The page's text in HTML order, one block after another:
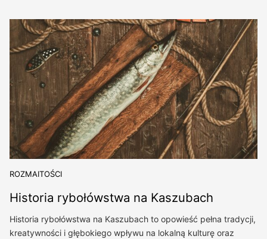
ROZMAITOŚCI
Historia rybołówstwa na Kaszubach
Historia rybołówstwa na Kaszubach to opowieść pełna tradycji,
kreatywności i głębokiego wpływu na lokalną kulturę oraz